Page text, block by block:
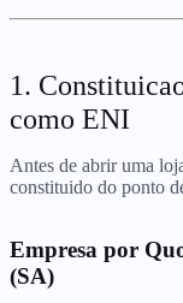
1.
como ENI
Antes de abrir uma
constituido do ponto
Empresa por
(SA)